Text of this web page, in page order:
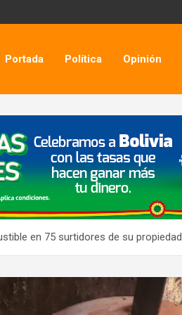
Portada Política Opinión
en 75 surtidores de su propiedad